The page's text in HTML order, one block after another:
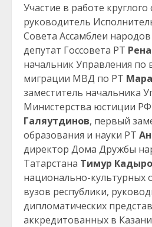
Участие в работе
руководитель
Совета Ассамблеи
депутат Госсовета РТ
начальник Управления по
миграции МВД по РТ
заместитель начальника
Министерства юстиции
Галяутдинов, первый
образования и науки РТ
директор Дома Дружбы
Татарстана Тимур
национально-культурных
вузов республики,
дипломатических
аккредитованных в